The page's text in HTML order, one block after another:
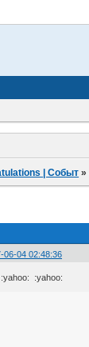
| Событ »
06-04 02:48:36
:yahoo: